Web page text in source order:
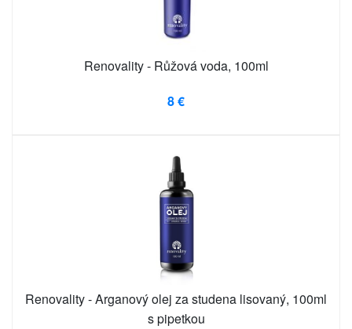
Renovality - Růžová voda, 100ml
8 €
Renovality - Arganový olej za studena lisovaný, 100ml
s pipetkou